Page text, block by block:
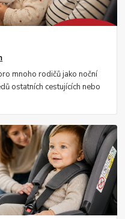
mnoho rodičů jako noční
ostatních cestujících nebo